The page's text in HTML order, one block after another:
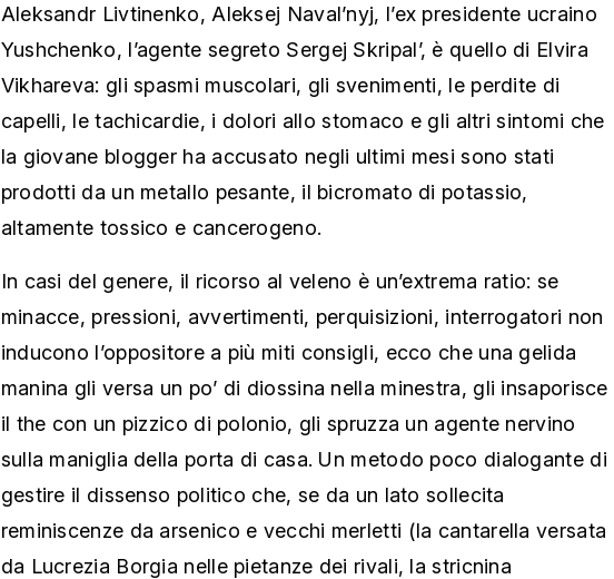
Aleksandr Livtinenko, Aleksej Naval’nyj, l’ex presidente ucraino
Yushchenko, l’agente segreto Sergej Skripal’, è quello di Elvira
Vikhareva: gli spasmi muscolari, gli svenimenti, le perdite di
capelli, le tachicardie, i dolori allo stomaco e gli altri sintomi che
la giovane blogger ha accusato negli ultimi mesi sono stati
prodotti da un metallo pesante, il bicromato di potassio,
altamente tossico e cancerogeno.
In casi del genere, il ricorso al veleno è un’extrema ratio: se
minacce, pressioni, avvertimenti, perquisizioni, interrogatori non
inducono l’oppositore a più miti consigli, ecco che una gelida
manina gli versa un po’ di diossina nella minestra, gli insaporisce
il the con un pizzico di polonio, gli spruzza un agente nervino
sulla maniglia della porta di casa. Un metodo poco dialogante di
gestire il dissenso politico che, se da un lato sollecita
reminiscenze da arsenico e vecchi merletti (la cantarella versata
da Lucrezia Borgia nelle pietanze dei rivali, la stricnina